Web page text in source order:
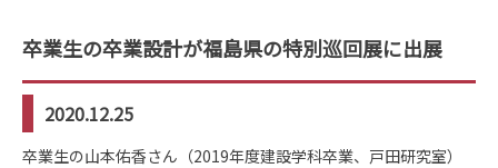
卒業生の卒業設計が福島県の特別巡回展に出展
2020.12.25
卒業生の山本佑香さん（2019年度建設学科卒業、戸田研究室）